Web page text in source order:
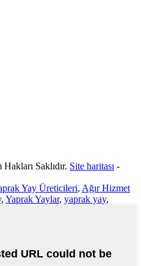
Saklıdır. Site haritası -
Yay Üreticileri, Ağır Hizmet
, Yaprak Yaylar, yaprak yay,